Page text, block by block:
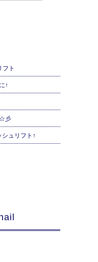
フト
↑
☆彡
ュリフト↑